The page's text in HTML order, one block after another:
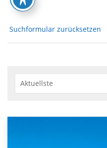
Suchformular zurücksetzen